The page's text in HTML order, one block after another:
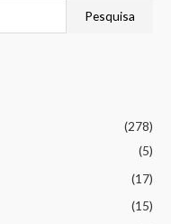
Pesquisa
(278)
(5)
(17)
(15)